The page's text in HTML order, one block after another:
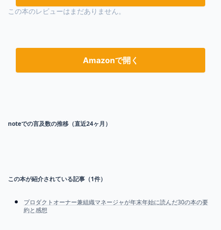
この本のレビューはまだありません。
Amazonで開く
noteでの言及数の推移（直近24ヶ月）
この本が紹介されている記事（1件）
プロダクトオーナー兼組織マネージャが年末年始に読んだ30の本の要
約と感想